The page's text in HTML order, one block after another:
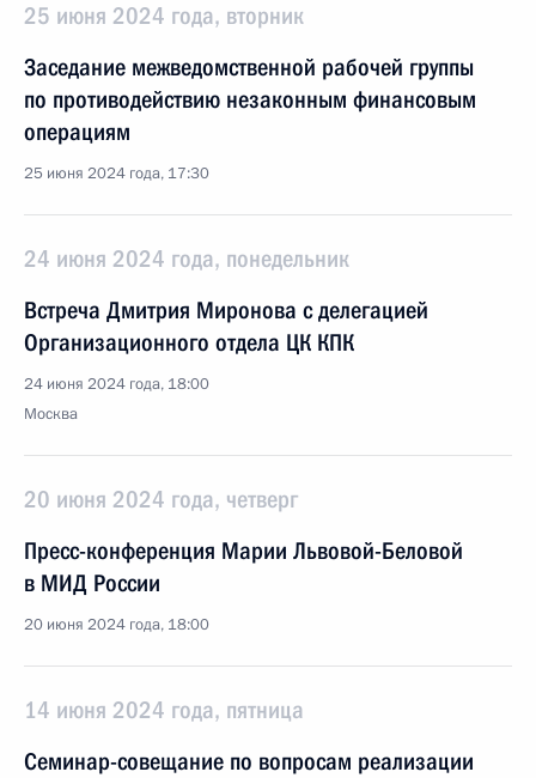
25 июня 2024 года, вторник
Заседание межведомственной рабочей группы
по противодействию незаконным финансовым
операциям
25 июня 2024 года, 17:30
24 июня 2024 года, понедельник
Встреча Дмитрия Миронова с делегацией
Организационного отдела ЦК КПК
24 июня 2024 года, 18:00
Москва
20 июня 2024 года, четверг
Пресс-конференция Марии Львовой-Беловой
в МИД России
20 июня 2024 года, 18:00
14 июня 2024 года, пятница
Семинар-совещание по вопросам реализации